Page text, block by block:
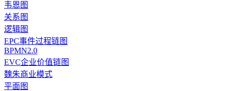
韦恩图
关系图
逻辑图
EPC事件过程链图
BPMN2.0
EVC企业价值链图
魏朱商业模式
平面图